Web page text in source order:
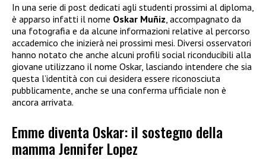
In una serie di post dedicati agli studenti prossimi al diploma,
è apparso infatti il nome Oskar Muñiz , accompagnato da
una fotografia e da alcune informazioni relative al percorso
accademico che inizierà nei prossimi mesi. Diversi osservatori
hanno notato che anche alcuni profili social riconducibili alla
giovane utilizzano il nome Oskar, lasciando intendere che sia
questa l’identità con cui desidera essere riconosciuta
pubblicamente, anche se una conferma ufficiale non è
ancora arrivata.
Emme diventa Oskar: il sostegno della
mamma Jennifer Lopez